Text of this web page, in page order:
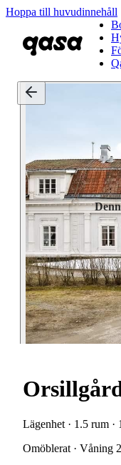
Hoppa till huvudinnehåll
Lägenhet · 1.5 rum ·
Omöblerat · Våning